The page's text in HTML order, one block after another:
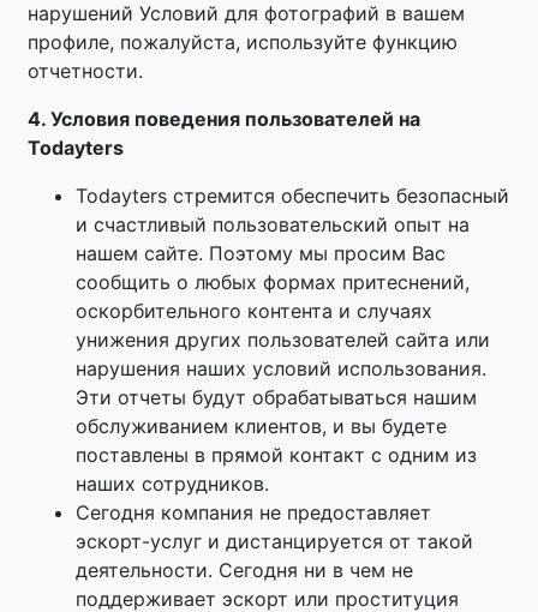
нарушений Условий для фотографий в вашем
профиле, пожалуйста, используйте функцию
отчетности.
4. Условия поведения пользователей на
Todayters
Todayters стремится обеспечить безопасный
и счастливый пользовательский опыт на
нашем сайте. Поэтому мы просим Вас
сообщить о любых формах притеснений,
оскорбительного контента и случаях
унижения других пользователей сайта или
нарушения наших условий использования.
Эти отчеты будут обрабатываться нашим
обслуживанием клиентов, и вы будете
поставлены в прямой контакт с одним из
наших сотрудников.
Сегодня компания не предоставляет
эскорт-услуг и дистанцируется от такой
деятельности. Сегодня ни в чем не
поддерживает эскорт или проституция